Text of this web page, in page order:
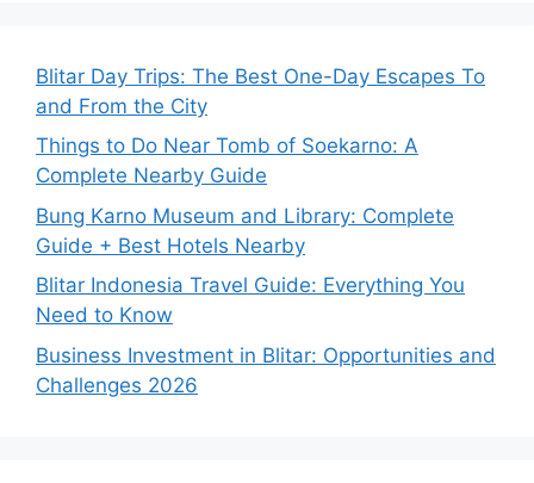
Blitar Day Trips: The Best One-Day Escapes To
and From the City
Things to Do Near Tomb of Soekarno: A
Complete Nearby Guide
Bung Karno Museum and Library: Complete
Guide + Best Hotels Nearby
Blitar Indonesia Travel Guide: Everything You
Need to Know
Business Investment in Blitar: Opportunities and
Challenges 2026